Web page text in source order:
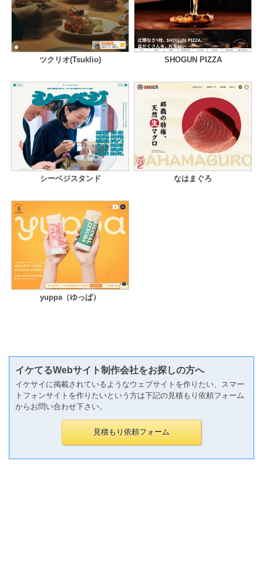
ツクリオ(Tsuklio) SHOGUN PIZZA
シーベジスタンド なはまぐろ
yuppa（ゆっぱ）
イケてるWebサイト制作会社をお探しの方へ
イケサイに掲載されているようなウェブサイトを作りたい、スマー
トフォンサイトを作りたいという方は下記の見積もり依頼フォーム
からお問い合わせ下さい。